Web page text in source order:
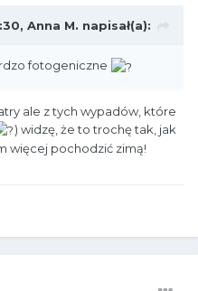
Anna M. napisał(a):
fotogeniczne
ale z tych wypadów, które
) widzę, że to trochę tak, jak
więcej pochodzić zimą!